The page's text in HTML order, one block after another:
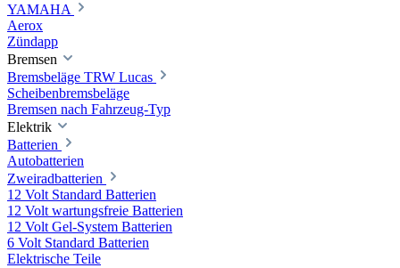
YAMAHA
Aerox
Zündapp
Bremsen
Bremsbeläge TRW Lucas
Scheibenbremsbeläge
Bremsen nach Fahrzeug-Typ
Elektrik
Batterien
Autobatterien
Zweiradbatterien
12 Volt Standard Batterien
12 Volt wartungsfreie Batterien
12 Volt Gel-System Batterien
6 Volt Standard Batterien
Elektrische Teile